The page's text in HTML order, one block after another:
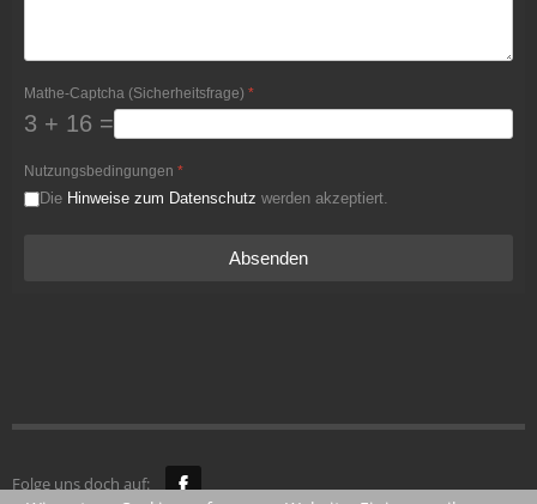
Mathe-Captcha (Sicherheitsfrage) *
3 + 16 =
Nutzungsbedingungen *
Die Hinweise zum Datenschutz werden akzeptiert.
Absenden
Folge uns doch auf: